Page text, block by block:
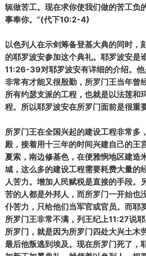
轭做苦工。现在求你使我们做的苦工负
事奉你。”(代下10:2-4)
以色列人在示剑筹备登基大典的同时，
的耶罗波安参加这个典礼。耶罗波安是
11:26-39对耶罗波安有详细的介绍。他
非常有才能又很殷勤，所罗门王当年曾
所有约瑟支派的工程，也就是以法莲和
程。所以耶罗波安在所罗门面前是很重
所罗门王在全国兴起的建设工程非常多
殿，接着用十三年的时间兴建自己的王
夏索，南边修基色，在便雅悯地区建造
城，这么多的建设工程需要耗费大量的
人苦力。增加人民赋税是直接的手段。
苦的人都是外邦人，而所罗门一开始也
仆苦力，只给他们当军官或官员。而耶
所罗门王非常不满，列王纪上11:27说
所罗门，就是因为所罗门四处大兴土木
最后他叛逃到埃及。现在所罗门死了，